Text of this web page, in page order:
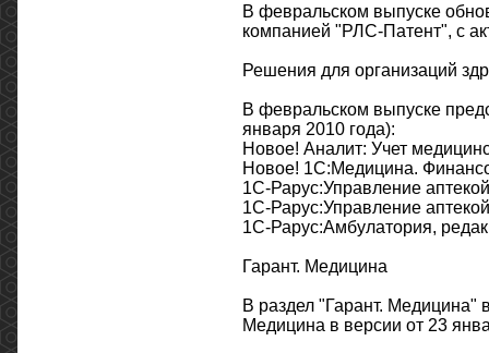
В февральском выпуске
компанией "РЛС-Патент", с
Решения для организаций
В февральском выпуске
января 2010 года):
Новое! Аналит: Учет
Новое! 1С:Медицина.
1С-Рарус:Управление
1С-Рарус:Управление
1С-Рарус:Амбулатория,
Гарант. Медицина
В раздел "Гарант.
Медицина в версии от 23